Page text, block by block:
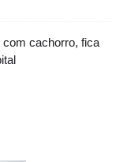
cachorro, fica